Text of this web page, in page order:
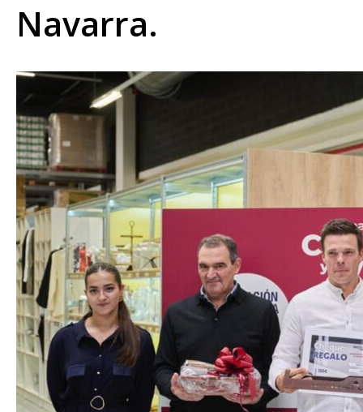
Navarra.